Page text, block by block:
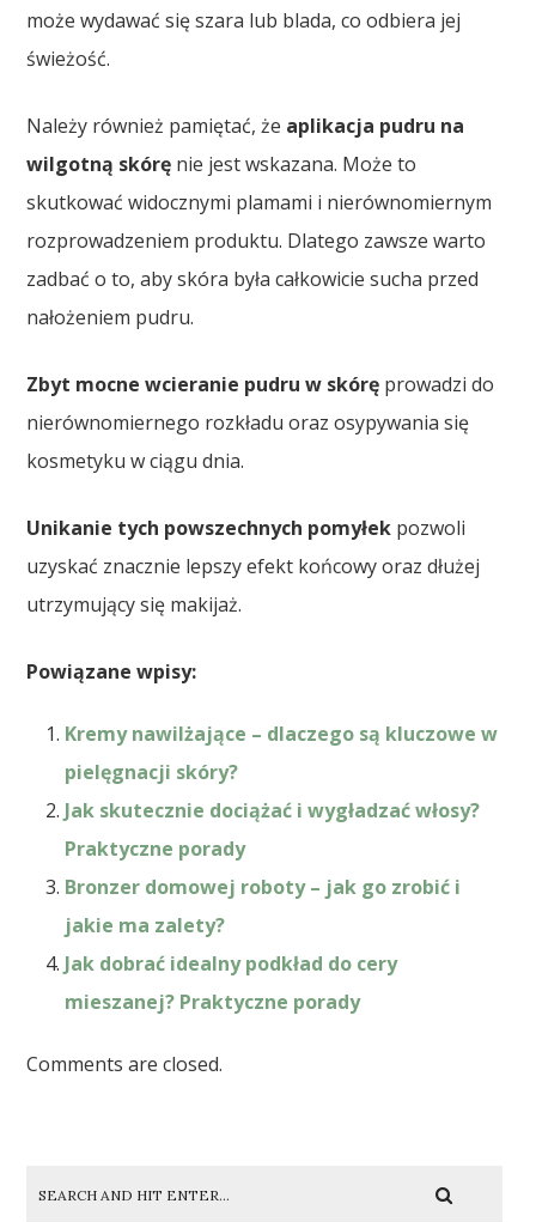
może wydawać się szara lub blada, co odbiera jej
świeżość.
Należy również pamiętać, że aplikacja pudru na
wilgotną skórę nie jest wskazana. Może to
skutkować widocznymi plamami i nierównomiernym
rozprowadzeniem produktu. Dlatego zawsze warto
zadbać o to, aby skóra była całkowicie sucha przed
nałożeniem pudru.
Zbyt mocne wcieranie pudru w skórę prowadzi do
nierównomiernego rozkładu oraz osypywania się
kosmetyku w ciągu dnia.
Unikanie tych powszechnych pomyłek pozwoli
uzyskać znacznie lepszy efekt końcowy oraz dłużej
utrzymujący się makijaż.
Powiązane wpisy:
Kremy nawilżające – dlaczego są kluczowe w
pielęgnacji skóry?
Jak skutecznie dociążać i wygładzać włosy?
Praktyczne porady
Bronzer domowej roboty – jak go zrobić i
jakie ma zalety?
Jak dobrać idealny podkład do cery
mieszanej? Praktyczne porady
Comments are closed.